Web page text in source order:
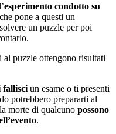
esperimento condotto su
pone a questi un
un puzzle per poi
puzzle ottengono risultati
fallisci un esame o ti presenti
potrebbero prepararti al
morte di qualcuno possono
.